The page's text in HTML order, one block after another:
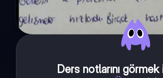
Ders notlarını